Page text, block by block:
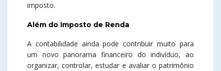
imposto.
Além do Imposto de Renda
A contabilidade ainda pode contribuir muito para
um novo panorama financeiro do indivíduo, ao
organizar, controlar, estudar e avaliar o patrimônio